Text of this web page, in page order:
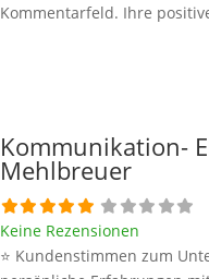
Kommentarfeld. Ihre
Kommunikation-
Mehlbreuer
Keine Rezensionen
⭐ Kundenstimmen zum